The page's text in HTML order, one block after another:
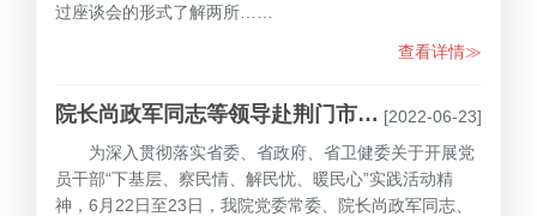
过座谈会的形式了解两所……
查看详情≫
[2022-06-23]
院长尚政军同志等领导赴荆门市东宝区开展“下基层、察民情、解民忧、暖民心”实践活动专题调研
为深入贯彻落实省委、省政府、省卫健委关于开展党
员干部“下基层、察民情、解民忧、暖民心”实践活动精
神，6月22日至23日，我院党委常委、院长尚政军同志、